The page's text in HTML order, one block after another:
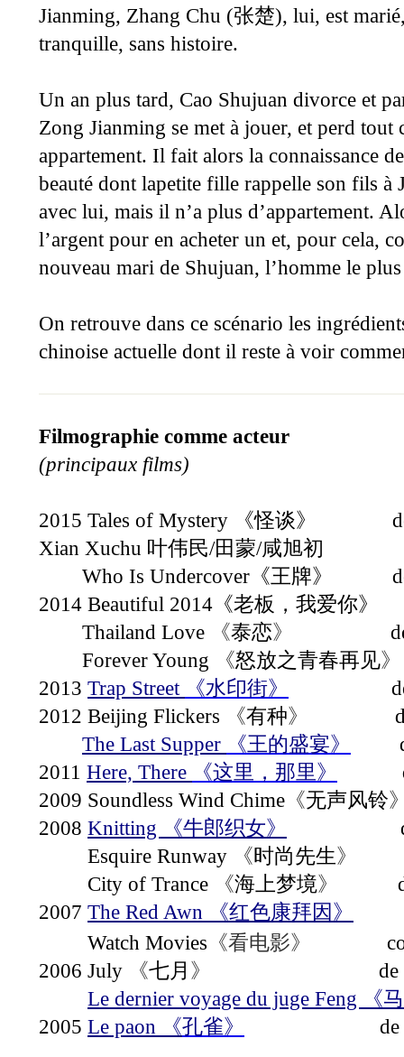
Jianming, Zhang Chu (张楚), lui, est
tranquille, sans histoire.
Un an plus tard, Cao Shujuan divorce et
Zong Jianming se met à jouer, et perd tout
appartement. Il fait alors la connaissance
beauté dont lapetite fille rappelle son fils à
avec lui, mais il n’a plus d’appartement.
l’argent pour en acheter un et, pour cela,
nouveau mari de Shujuan, l’homme le
On retrouve dans ce scénario les
chinoise actuelle dont il reste à voir
Filmographie comme acteur
(principaux films)
2015 Tales of Mystery 《怪谈》
de
Xian Xuchu 叶伟民/田蒙/咸旭初
Who Is Undercover 《王牌》
de
2014 Beautiful 2014 《老板，我爱你》
Thailand Love
《泰恋》
de
Forever Young 《怒放之青春再见
2013 Trap Street 《水印街》
2012 Beijing Flickers 《有种》
The Last Supper
《王的盛宴》
2011 Here, There 《这里，那里》
2009 Soundless Wind Chime 《无声风铃
2008 Knitting 《牛郎织女》
Esquire Runway
《时尚先生》
City of Trance
《海上梦境》
2007 The Red Awn 《红色康拜因》
Watch Movies 《看电影》
court
2006 July
《七月 》
de
Le dernier voyage du juge Feng
《
2005 Le paon 《孔雀》 de